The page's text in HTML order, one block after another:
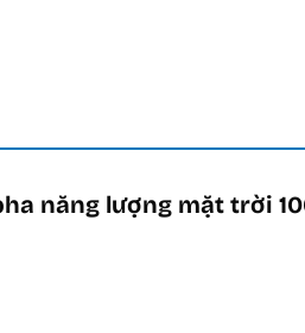
năng lượng mặt trời